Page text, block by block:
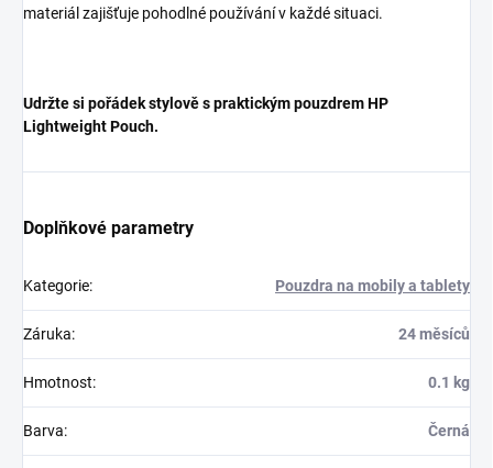
materiál zajišťuje pohodlné používání v každé situaci.
Udržte si pořádek stylově s praktickým pouzdrem HP
Lightweight Pouch.
Doplňkové parametry
Kategorie: Pouzdra na mobily a tablety
Záruka: 24 měsíců
Hmotnost: 0.1 kg
Barva: Černá